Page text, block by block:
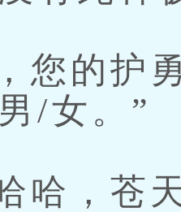
的护
/女。”
，苍